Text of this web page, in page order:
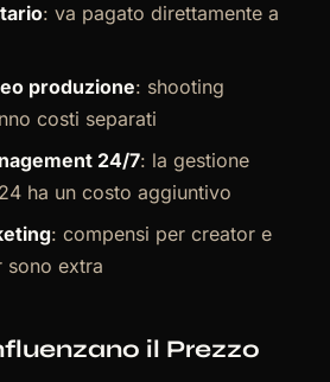
: va pagato direttamente a
produzione: shooting
costi separati
24/7: la gestione
ha un costo aggiuntivo
: compensi per creator e
sono extra
il Prezzo